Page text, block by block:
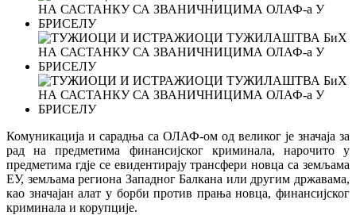
Комуникација и сарадња са ОЛАФ-ом од великог је значаја за
рад на предметима финансијског криминала, нарочито у
предметима гдје се евидентирају трансфери новца са земљама
ЕУ, земљама региона Западног Балкана или другим државама,
као значајан алат у борби против прања новца, финансијског
криминала и корупције.